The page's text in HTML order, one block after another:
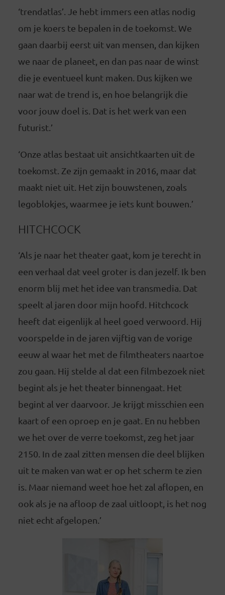
‘trendatlas’. Je hebt immers een atlas nodig
om je koers te bepalen in de toekomst. We
gaan daarbij eerst uit van mensen, dan kijken
we naar de planeet, en dan pas naar de winst
die je eventueel kunt maken. Dus kijken we
naar wat de trend is, en hoe belangrijk die
voor jouw doel is. Dat is het werk van een
futurist.’
‘Onze atlas bestaat uit ansichtkaarten uit de
toekomst. Ze zijn gemaakt in 2016, maar dat
maakt niet uit. Het zijn bouwstenen, zoals
legoblokjes, waarmee je iets kunt bouwen.’
HITCHCOCK
‘Als je naar het theater gaat, kom je terecht in
een verhaal dat veel groter is dan jezelf. Ik ben
enorm blij met het idee van transmedia. Dat
speelt al jaren door mijn hoofd. Hitchcock
heeft dat eigenlijk al heel goed verwoord. Hij
voorspelde in de jaren vijftig van de vorige
eeuw al waar het met de filmtheaters naartoe
zou gaan. Hij stelde al dat een filmbezoek niet
begint als je het theater binnengaat. Het
begint al ver daarvoor. Je krijgt misschien een
kaart of een oproep en je gaat. En nu hebben
we het over de verre toekomst, zeg het jaar
2150. In de zaal zitten mensen die deel blijken
uit te maken van wat er op het scherm te zien
is. Maar niemand weet hoe het zal aflopen, en
ook als je na afloop de zaal uitloopt, is het nog
niet echt afgelopen.’